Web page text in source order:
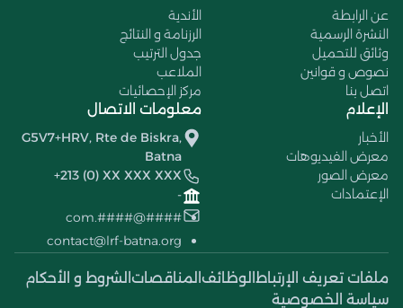
عن الرابطة
النشرة الرسمية
وثائق للتحميل
نصوص و قوانين
اتصل بنا
الأندية
الرزنامة و النتائج
جدول الترتيب
الملاعب
مركز الإحصائيات
الإعلام
الأخبار
معرض الفيديوهات
معرض الصور
الإعتمادات
معلومات الاتصال
G5V7+HRV, Rte de Biskra,
Batna
+213 (0) XX XXX XXX
-
####@####.com
contact@lrf-batna.org
ملفات تعريف الإرتباط الوظائف المناقصات الشروط و الأحكام
سياسة الخصوصية